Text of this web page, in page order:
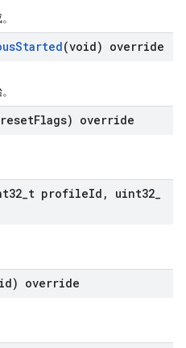
Started(void) override
Flags) override
t profileId , uint32
override